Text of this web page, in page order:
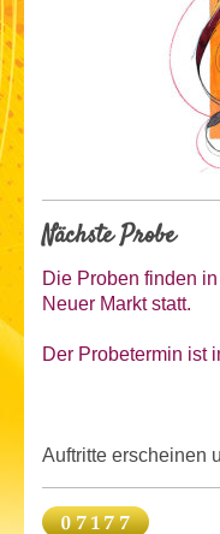
Nächste Probe
Die Proben finden
Neuer Markt statt.
Der Probetermin ist
Auftritte erscheinen